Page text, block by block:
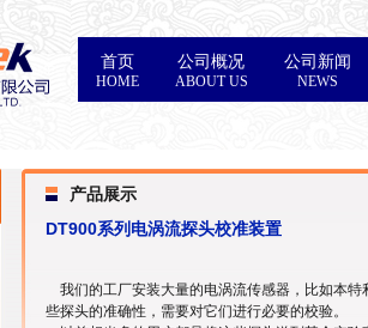
首页
HOME
公司概况
ABOUT US
公司新闻
NEWS
产品展示
DT900系列电涡流探头校准装置
我们的工厂安装大量的电涡流传感器，比如本特
些探头的准确性，需要对它们进行必要的校验。